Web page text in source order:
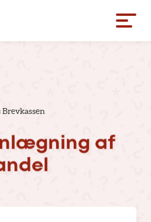
Brevkassen
af